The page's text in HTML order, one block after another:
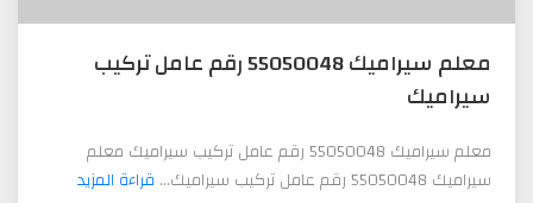
معلم سيراميك 55050048 رقم عامل تركيب
سيراميك
معلم سيراميك 55050048 رقم عامل تركيب سيراميك معلم
سيراميك 55050048 رقم عامل تركيب سيراميك...
قراءة المزيد